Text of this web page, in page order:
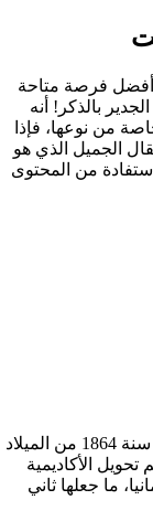
أفضل فرصة متاحة
بالذكر! أنه
من نوعها، فإذا
الجميل الذي هو
من المحتوى
جامعة بورخاست جامعة رومانية تم تأسيسها في سنة 1864 من الميلاد
الأكاديمية
ما جعلها ثاني